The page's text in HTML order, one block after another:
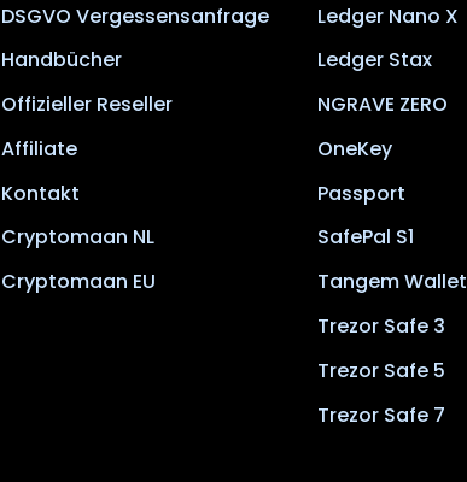
DSGVO Vergessensanfrage
Handbücher
Offizieller Reseller
Affiliate
Kontakt
Cryptomaan NL
Cryptomaan EU
Ledger Nano X
Ledger Stax
NGRAVE ZERO
OneKey
Passport
SafePal S1
Tangem Wallet
Trezor Safe 3
Trezor Safe 5
Trezor Safe 7